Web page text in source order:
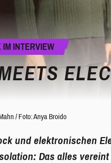
INTERVIEW
/Foto: Anya Broido
und elektronischen
Das alles